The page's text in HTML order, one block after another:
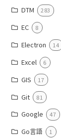
DTM 283
EC 8
Electron 14
Excel 6
GIS 17
Git 81
Google 47
Go言語 1